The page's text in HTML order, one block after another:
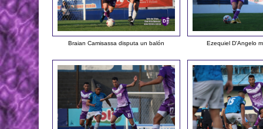
Braian Camisassa disputa un balón Ezequiel D'Angelo